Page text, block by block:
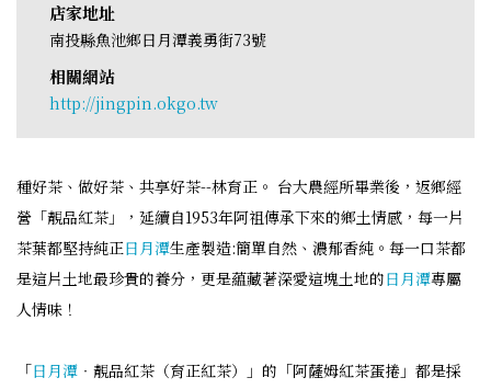
店家地址
南投縣魚池鄉日月潭義勇街73號
相關網站
http://jingpin.okgo.tw
種好茶、做好茶、共享好茶--林育正。 台大農經所畢業後，返鄉經
營「靚品紅茶」，延續自1953年阿祖傳承下來的鄉土情感，每一片
茶葉都堅持純正日月潭生產製造:簡單自然、濃郁香純。每一口茶都
是這片土地最珍貴的養分，更是藴藏著深愛這塊土地的日月潭專屬
人情味！
「日月潭 ‧靚品紅茶（育正紅茶）」的「阿薩姆紅茶蛋捲」都是採